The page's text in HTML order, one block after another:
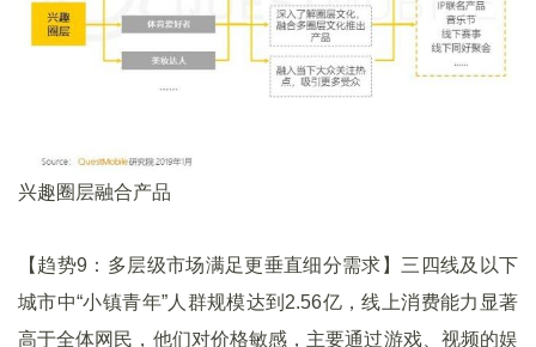
兴趣圈层融合产品
【趋势9：多层级市场满足更垂直细分需求】三四线及以下
城市中“小镇青年”人群规模达到2.56亿，线上消费能力显著
高于全体网民，他们对价格敏感，主要通过游戏、视频的娱